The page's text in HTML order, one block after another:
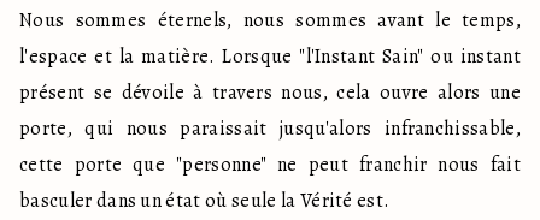
Nous sommes éternels, nous sommes avant le temps,
l'espace et la matière. Lorsque "l'Instant Sain" ou instant
présent se dévoile à travers nous, cela ouvre alors une
porte, qui nous paraissait jusqu'alors infranchissable,
cette porte que "personne" ne peut franchir nous fait
basculer dans un état où seule la Vérité est.